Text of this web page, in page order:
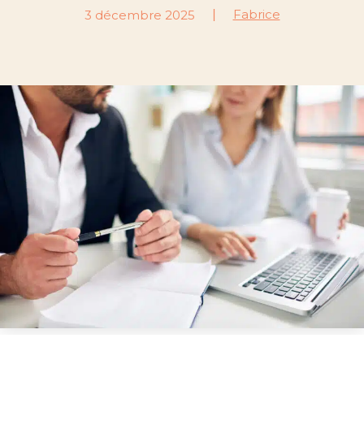
3 décembre 2025 Fabrice